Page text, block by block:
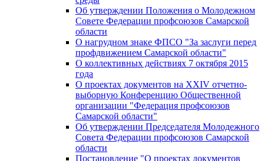
Об утверждении Положения о Молодежном
Совете Федерации профсоюзов Самарской
области
О нагрудном знаке ФПСО "За заслуги перед
профдвижением Самарской области"
О коллективных действиях 7 октября 2015
года
О проектах документов на XXIV отчетно-
выборную Конференцию Общественной
организации "Федерация профсоюзов
Самарской области"
Об утверждении Председателя Молодежного
Совета Федерации профсоюзов Самарской
области
Постановление "О проектах документов